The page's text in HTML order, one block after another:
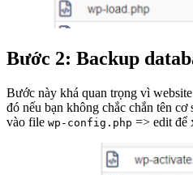
Bước 2: Backup
Bước này khá quan trọng vì
đó nếu bạn không chắc chắn tên cơ
vào file wp-config.php => edit để